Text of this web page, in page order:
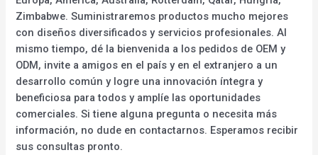
Zimbabwe. Suministraremos productos mucho mejores
con diseños diversificados y servicios profesionales. Al
mismo tiempo, dé la bienvenida a los pedidos de OEM y
ODM, invite a amigos en el país y en el extranjero a un
desarrollo común y logre una innovación íntegra y
beneficiosa para todos y amplíe las oportunidades
comerciales. Si tiene alguna pregunta o necesita más
información, no dude en contactarnos. Esperamos recibir
sus consultas pronto.